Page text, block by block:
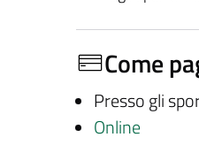
Come
Presso gli
Online